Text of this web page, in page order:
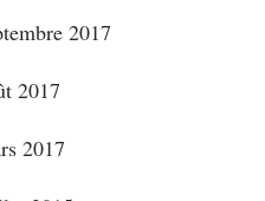
2017
2017
2017